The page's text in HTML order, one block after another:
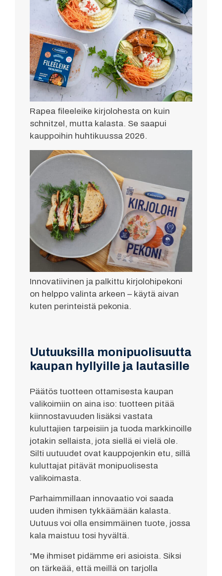
Rapea fileeleike kirjolohesta on kuin
schnitzel, mutta kalasta. Se saapui
kauppoihin huhtikuussa 2026.
Innovatiivinen ja palkittu kirjolohipekoni
on helppo valinta arkeen – käytä aivan
kuten perinteistä pekonia.
Uutuuksilla monipuolisuutta
kaupan hyllyille ja lautasille
Päätös tuotteen ottamisesta kaupan
valikoimiin on aina iso: tuotteen pitää
kiinnostavuuden lisäksi vastata
kuluttajien tarpeisiin ja tuoda markkinoille
jotakin sellaista, jota siellä ei vielä ole.
Silti uutuudet ovat kauppojenkin etu, sillä
kuluttajat pitävät monipuolisesta
valikoimasta.
Parhaimmillaan innovaatio voi saada
uuden ihmisen tykkäämään kalasta.
Uutuus voi olla ensimmäinen tuote, jossa
kala maistuu tosi hyvältä.
“Me ihmiset pidämme eri asioista. Siksi
on tärkeää, että meillä on tarjolla